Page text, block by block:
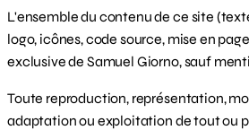
L'ensemble du contenu de ce site
logo, icônes, code source, mise en
exclusive de Samuel Giorno, sauf
Toute reproduction, représentation,
adaptation ou exploitation de tout ou